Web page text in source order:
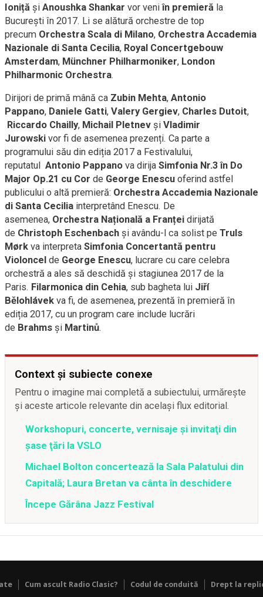
Ioniță și Anoushka Shankar vor veniîn premieră la
București în 2017. Li se alătură orchestre de top
precum Orchestra Scala di Milano, Orchestra Accademia
Nazionale di Santa Cecilia, Royal Concertgebouw
Amsterdam, Münchner Philharmoniker, London
Philharmonic Orchestra.
Dirijori de primă mână ca Zubin Mehta, Antonio
Pappano, Daniele Gatti, Valery Gergiev, Charles Dutoit,
Riccardo Chailly, Michail Pletnev și Vladimir
Jurowski vor fi de asemenea prezenți. Ca parte a
programului său din ediția 2017 a Festivalului,
reputatul Antonio Pappano va dirija Simfonia Nr.3 în Do
Major Op.21 cu Cor de George Enescu oferind astfel
publicului o altă premieră: Orchestra Accademia Nazionale
di Santa Cecilia interpretând Enescu. De
asemenea, Orchestra Națională a Franței dirijată
de Christoph Eschenbach și avându-l ca solist pe Truls
Mørk va interpreta Simfonia Concertantă pentru
Violoncel de George Enescu, lucrare cu care celebra
orchestră a ales să deschidă și stagiunea 2017 de la
Paris. Filarmonica din Cehia, sub bagheta lui Jiří
Bělohlávek va fi, de asemenea, prezentă în premieră în
ediția 2017, cu un program care include lucrări
de Brahms și Martinů.
Context și subiecte conexe
Pentru o imagine mai completă a subiectului, urmărește
și aceste articole relevante din același flux editorial.
Workshopuri, concerte, vernisaje şi invitaţi din
şase ţări la VSLO
Michael Bolton concertează la Sala Palatului din
Capitală; Laura Bretan va cânta în deschidere
Începe Gărâna Jazz Festival
Cum ascult Radio Clasic? Codul de conduită Drept la